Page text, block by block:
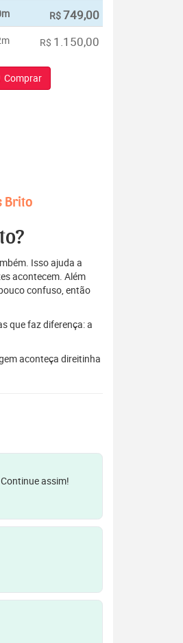
R$749,00
R$ 1.150,00
Comprar
Brito
Isso ajuda a
acontecem. Além
confuso, então
que faz diferença: a
aconteça direitinha
assim!